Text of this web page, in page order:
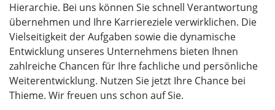
Hierarchie. Bei uns können Sie schnell Verantwortung
übernehmen und Ihre Karriereziele verwirklichen. Die
Vielseitigkeit der Aufgaben sowie die dynamische
Entwicklung unseres Unternehmens bieten Ihnen
zahlreiche Chancen für Ihre fachliche und persönliche
Weiterentwicklung. Nutzen Sie jetzt Ihre Chance bei
Thieme. Wir freuen uns schon auf Sie.